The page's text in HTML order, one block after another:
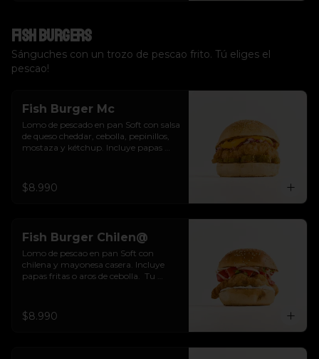
Fish Burgers
Sánguches con un trozo de pescao frito. Tú eliges el
pescao!
Fish Burger Mc
Lomo de pescado en pan Soft con salsa
de queso cheddar, cebolla, pepinillos,
mostaza y kétchup. Incluye papas
$8.990
Fish Burger Chilen@
Lomo de pescao en pan Soft con
chilena y mayonesa casera. Incluye
papas fritas o aros de cebolla.  Tu
$8.990